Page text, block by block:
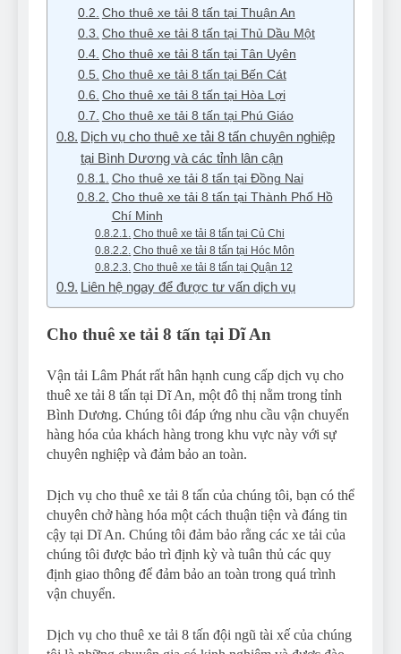
Cho thuê xe tải 8 tấn tại Thuận An
Cho thuê xe tải 8 tấn tại Thủ Dầu Một
Cho thuê xe tải 8 tấn tại Tân Uyên
Cho thuê xe tải 8 tấn tại Bến Cát
Cho thuê xe tải 8 tấn tại Hòa Lợi
Cho thuê xe tải 8 tấn tại Phú Giáo
Dịch vụ cho thuê xe tải 8 tấn chuyên nghiệp
tại Bình Dương và các tỉnh lân cận
Cho thuê xe tải 8 tấn tại Đồng Nai
Cho thuê xe tải 8 tấn tại Thành Phố Hồ
Chí Minh
Cho thuê xe tải 8 tấn tại Củ Chi
Cho thuê xe tải 8 tấn tại Hóc Môn
Cho thuê xe tải 8 tấn tại Quận 12
Liên hệ ngay để được tư vấn dịch vụ
Cho thuê xe tải 8 tấn tại Dĩ An
Vận tải Lâm Phát rất hân hạnh cung cấp dịch vụ cho
thuê xe tải 8 tấn tại Dĩ An, một đô thị nằm trong tỉnh
Bình Dương. Chúng tôi đáp ứng nhu cầu vận chuyển
hàng hóa của khách hàng trong khu vực này với sự
chuyên nghiệp và đảm bảo an toàn.
Dịch vụ cho thuê xe tải 8 tấn của chúng tôi, bạn có thể
chuyên chở hàng hóa một cách thuận tiện và đáng tin
cậy tại Dĩ An. Chúng tôi đảm bảo rằng các xe tải của
chúng tôi được bảo trì định kỳ và tuân thủ các quy
định giao thông để đảm bảo an toàn trong quá trình
vận chuyển.
Dịch vụ cho thuê xe tải 8 tấn đội ngũ tài xế của chúng